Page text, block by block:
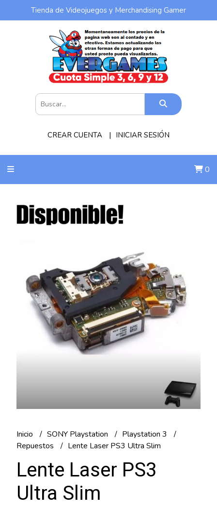
Tienda de Videojuegos y Merchandising Gamer
CREAR CUENTA INICIAR SESIÓN
0
Inicio SONY Playstation
Playstation 3
Repuestos
Lente Laser PS3 Ultra Slim
Lente Laser PS3
Ultra Slim